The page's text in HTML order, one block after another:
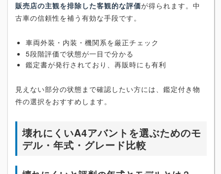
販売店の主観を排除した客観的な評価が得られます。中
古車の信頼性を補う有効な手段です。
車両外装・内装・機関系を厳正チェック
5段階評価で状態が一目で分かる
鑑定書が発行されており、再販時にも有利
見えない部分の状態まで確認したい方には、鑑定付き物
件の選択をおすすめします。
壊れにくいA4アバントを選ぶためのモ
デル・年式・グレード比較